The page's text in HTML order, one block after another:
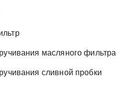
масляного фильтра
сливной пробки